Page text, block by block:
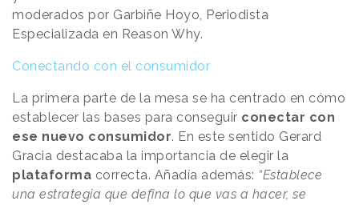
moderados por Garbiñe Hoyo, Periodista
Especializada en Reason Why.
Conectando con el consumidor
La primera parte de la mesa se ha centrado en cómo
establecer las bases para conseguir conectar con
ese nuevo consumidor. En este sentido Gerard
Gracia destacaba la importancia de elegir la
plataforma correcta. Añadía además: “Establece
una estrategia que defina lo que vas a hacer, se